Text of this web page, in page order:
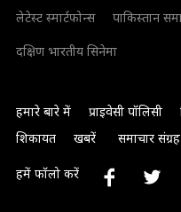
लेटेस्ट स्मार्टफोन्स
पाकिस्तान
दक्षिण भारतीय सिनेमा
हमारे बारे में प्राइवेसी पॉलिसी
शिकायत
खबरें समाचार संग्रह
हमें फॉलो करें